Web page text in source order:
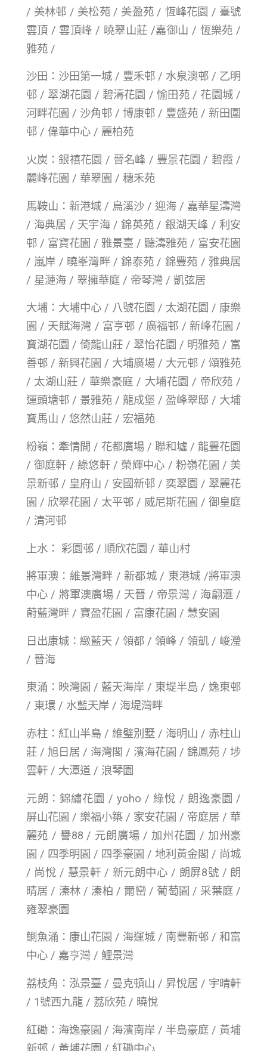
/ 美林邨 / 美松苑 / 美盈苑 / 恆峰花園 / 臺號
雲頂 / 雲頂峰 / 曉翠山莊 /嘉御山 / 恆樂苑 /
雅苑 /
沙田：沙田第一城 / 豐禾邨 / 水泉澳邨 / 乙明
邨 / 翠湖花園 / 碧濤花園 / 愉田苑 / 花園城 /
河畔花園 / 沙角邨 / 博康邨 / 豐盛苑 / 新田圍
邨 / 偉華中心 / 麗柏苑
火炭：銀禧花園 / 晉名峰 / 豐景花園 / 碧霞 /
麗峰花園 / 華翠園 / 穗禾苑
馬鞍山：新港城 / 烏溪沙 / 迎海 / 嘉華星濤灣
/ 海典居 / 天宇海 / 錦英苑 / 銀湖天峰 / 利安
邨 / 富寶花園 / 雅景臺 / 聽濤雅苑 / 富安花園
/ 嵐岸 / 曉峯灣畔 / 錦泰苑 / 錦豐苑 / 雅典居
/ 星漣海 / 翠擁華庭 / 帝琴灣 / 凱弦居
大埔：大埔中心 / 八號花園 / 太湖花園 / 康樂
園 / 天賦海灣 / 富亨邨 / 廣福邨 / 新峰花園 /
寶湖花園 / 倚龍山莊 / 翠怡花園 / 明雅苑 / 富
善邨 / 新興花園 / 大埔廣場 / 大元邨 / 頌雅苑
/ 太湖山莊 / 華樂豪庭 / 大埔花園 / 帝欣苑 /
運頭塘邨 / 景雅苑 / 龍成堡 / 盈峰翠邸 / 大埔
寶馬山 / 悠然山莊 / 宏福苑
粉嶺：牽情間 / 花都廣場 / 聯和墟 / 龍豐花園
/ 御庭軒 / 綠悠軒 / 榮輝中心 / 粉嶺花園 / 美
景新邨 / 皇府山 / 安國新邨 / 奕翠園 / 翠麗花
園 / 欣翠花園 / 太平邨 / 威尼斯花園 / 御皇庭
/ 清河邨
上水： 彩園邨 / 順欣花園 / 華山村
將軍澳：維景灣畔 / 新都城 / 東港城 /將軍澳
中心 / 將軍澳廣場 / 天晉 / 帝景灣 / 海翩滙 /
蔚藍灣畔 / 寶盈花園 / 富康花園 / 慧安園
日出康城：緻藍天 / 領都 / 領峰 / 領凱 / 峻瀅
/ 晉海
東涌：映灣園 / 藍天海岸 / 東堤半島 / 逸東邨
/ 東環 / 水藍天岸 / 海堤灣畔
赤柱：紅山半島 / 維璧別墅 / 海明山 / 赤柱山
莊 / 旭日居 / 海灣閣 / 濱海花園 / 錦鳳苑 / 埗
雲軒 / 大潭道 / 浪琴園
元朗：錦繡花園 / yoho / 綠悅 / 朗逸豪園 /
屏山花園 / 樂福小築 / 家安花園 / 帝庭居 / 華
麗苑 / 譽88 / 元朗廣場 / 加州花園 / 加州豪
園 / 四季明園 / 四季豪園 / 地利黃金閣 / 尚城
/ 尚悅 / 慧景軒 / 新元朗中心 / 朗屏8號 / 朗
晴居 / 溱林 / 溱柏 / 爾巒 / 葡萄園 / 采葉庭 /
雍翠豪園
鰂魚涌：康山花園 / 海運城 / 南豐新邨 / 和富
中心 / 嘉亨灣 / 鯉景灣
荔枝角：泓景臺 / 曼克頓山 / 昇悅居 / 宇晴軒
/ 1號西九龍 / 荔欣苑 / 曉悅
紅磡：海逸豪園 / 海濱南岸 / 半島豪庭 / 黃埔
新邨 / 黃埔花園 / 紅磡中心